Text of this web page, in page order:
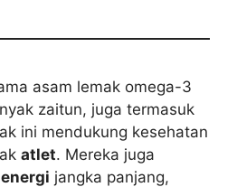
asam lemak omega-3
zaitun, juga termasuk
ini mendukung kesehatan
atlet. Mereka juga
energi jangka panjang,